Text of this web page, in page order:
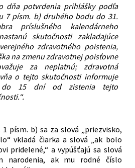
dňa potvrdenia prihlášky podľa
7 písm. b) druhého bodu do 31.
príslušného kalendárneho
skutočnosti zakladajúce
zdravotného poistenia,
na zmenu zdravotnej poisťovne
za neplatnú; zdravotná
o tejto skutočnosti informuje
15 dní od zistenia tejto
1 písm. b) sa za slová „priezvisko,
vkladá čiarka a slová „ak bolo
pridelené,“ a vypúšťajú sa slová
narodenia, ak mu rodné číslo